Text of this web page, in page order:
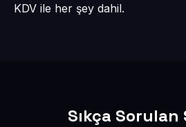
KDV ile her şey dahil.
Sıkça